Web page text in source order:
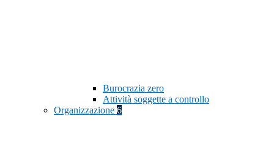
Burocrazia zero
Attività soggette a controllo
Organizzazione 6